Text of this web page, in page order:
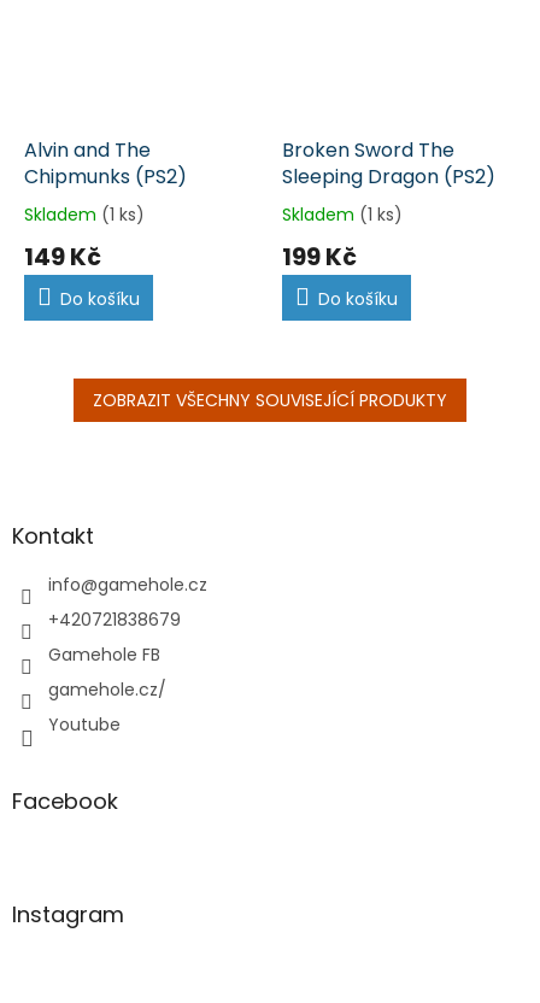
Alvin and The
Chipmunks (PS2)
Skladem (1 ks)
149 Kč
Do košíku
Broken Sword The
Sleeping Dragon (PS2)
Skladem (1 ks)
199 Kč
Do košíku
ZOBRAZIT VŠECHNY SOUVISEJÍCÍ PRODUKTY
aKontakt
info@gamehole.cz
+420721838679
Gamehole FB
gamehole.cz/
Youtube
Facebook
Instagram